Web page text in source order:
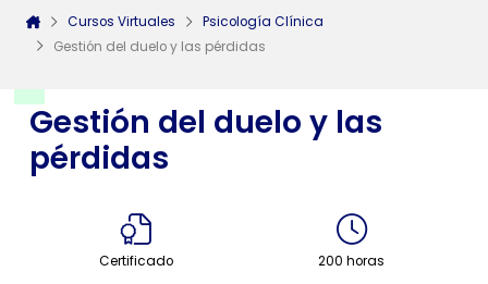
Gestión del duelo y las
pérdidas
Certificado 200 horas
Cursos Virtuales
Psicología Clínica
Gestión del duelo y las pérdidas